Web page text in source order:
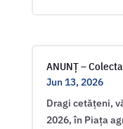
ANUNȚ –
Jun 13, 2026
Dragi cetățeni,
2026, în Piața